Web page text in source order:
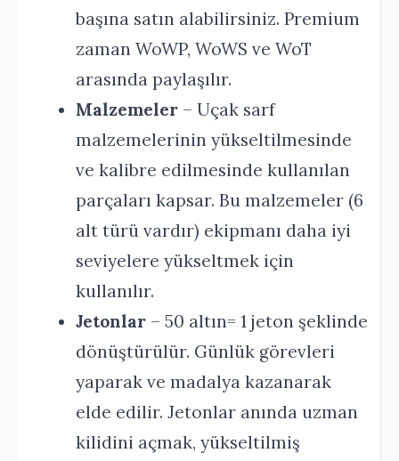
başına satın alabilirsiniz. Premium
zaman WoWP, WoWS ve WoT
arasında paylaşılır.
Malzemeler – Uçak sarf
malzemelerinin yükseltilmesinde
ve kalibre edilmesinde kullanılan
parçaları kapsar. Bu malzemeler (6
alt türü vardır) ekipmanı daha iyi
seviyelere yükseltmek için
kullanılır.
Jetonlar – 50 altın= 1 jeton şeklinde
dönüştürülür. Günlük görevleri
yaparak ve madalya kazanarak
elde edilir. Jetonlar anında uzman
kilidini açmak, yükseltilmiş